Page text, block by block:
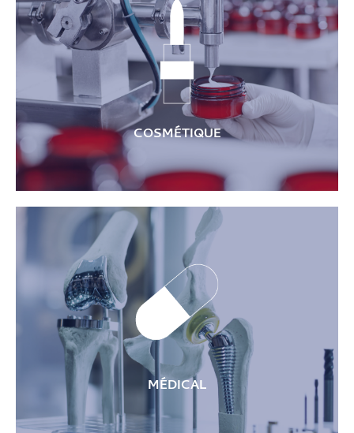
Composants pour lignes de production
COSMÉTIQUE
Composants pour lignes de productions et machines
spéciales, godets de remplissage
MÉDICAL